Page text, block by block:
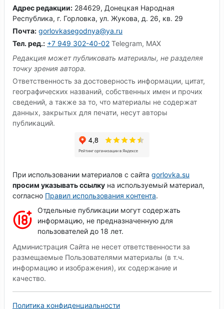
Адрес редакции: 284629, Донецкая Народная
Республика, г. Горловка, ул. Жукова, д. 26, кв. 29
Почта: gorlovkasegodnya@ya.ru
Тел. ред.: +7 949 302-40-02 Telegram, MAX
Редакция может публиковать материалы, не разделяя
точку зрения автора.
Ответственность за достоверность информации, цитат,
географических названий, собственных имен и прочих
сведений, а также за то, что материалы не содержат
данных, закрытых для печати, несут авторы
публикаций.
При использовании материалов с сайта gorlovka.su
просим указывать ссылку на используемый материал,
согласно Правил использования контента.
Отдельные публикации могут содержать
информацию, не предназначенную для
пользователей до 18 лет.
Администрация Сайта не несет ответственности за
размещаемые Пользователями материалы (в т.ч.
информацию и изображения), их содержание и
качество.
Политика конфиденциальности